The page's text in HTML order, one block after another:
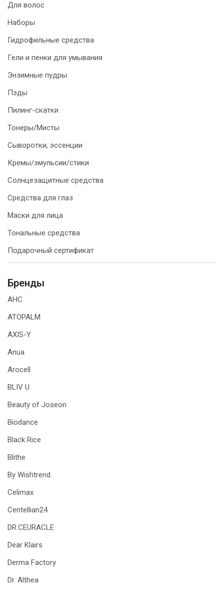
Для волос
Наборы
Гидрофильные средства
Гели и пенки для умывания
Энзимные пудры
Пэды
Пилинг-скатки
Тонеры/Мисты
Сыворотки, эссенции
Кремы/эмульсии/стики
Солнцезащитные средства
Средства для глаз
Маски для лица
Тональные средства
Подарочный сертификат
Бренды
AHC
ATOPALM
AXIS-Y
Anua
Arocell
BLIV U
Beauty of Joseon
Biodance
Black Rice
Blithe
By Wishtrend
Celimax
Centellian24
DR.CEURACLE
Dear Klairs
Derma Factory
Dr. Althea